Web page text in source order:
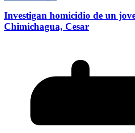
Investigan homicidio de un
Chimichagua, Cesar